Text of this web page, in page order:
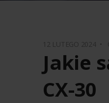
12 LUTEGO 2024 •
Jakie
CX-30